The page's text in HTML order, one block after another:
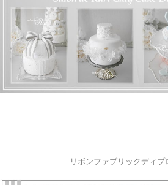
リボンファブリックディプ